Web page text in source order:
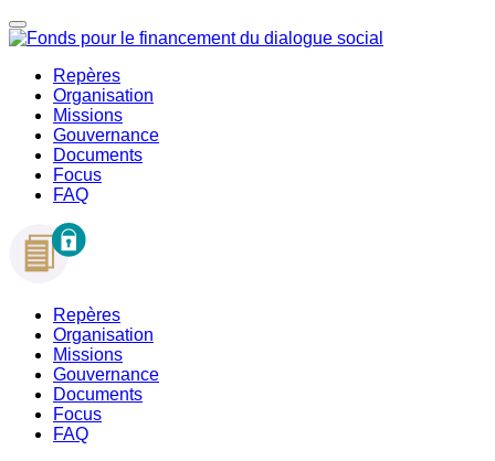
Repères
Organisation
Missions
Gouvernance
Documents
Focus
FAQ
Repères
Organisation
Missions
Gouvernance
Documents
Focus
FAQ